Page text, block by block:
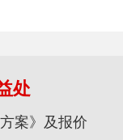
处
案》及报价